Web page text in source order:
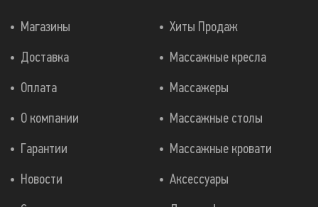
Хиты Продаж
Массажные кресла
Массажеры
Массажные столы
Массажные кровати
Аксессуары
Магазины
Доставка
Оплата
О компании
Гарантии
Новости